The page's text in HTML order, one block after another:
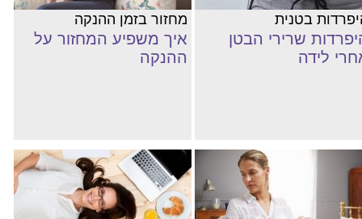
בטנית
שרירי הבטן
לידה
מחזור בזמן ההנקה
איך משפיע המחזור על
ההנקה